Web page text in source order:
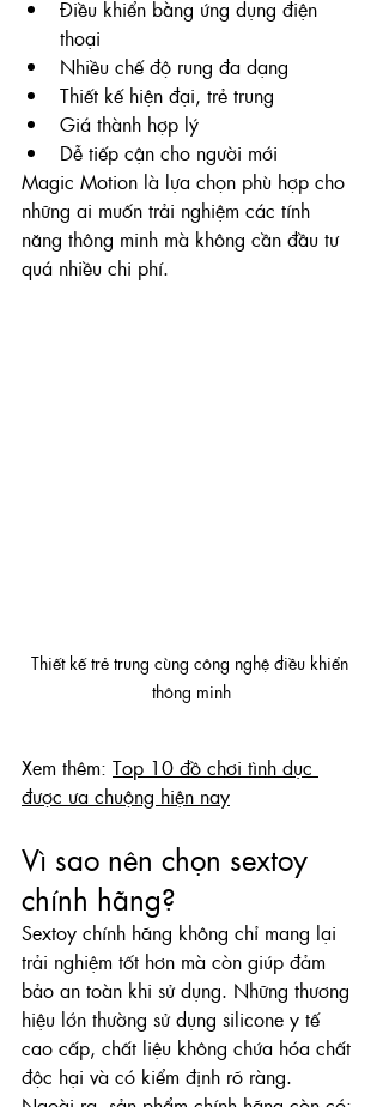
Điều khiển bằng ứng dụng điện
thoại
Nhiều chế độ rung đa dạng
Thiết kế hiện đại, trẻ trung
Giá thành hợp lý
Dễ tiếp cận cho người mới
Magic Motion là lựa chọn phù hợp cho
những ai muốn trải nghiệm các tính
năng thông minh mà không cần đầu tư
quá nhiều chi phí.
Thiết kế trẻ trung cùng công nghệ điều khiển
thông minh
Xem thêm: Top 10 đồ chơi tình dục
được ưa chuộng hiện nay
Vì sao nên chọn sextoy
chính hãng?
Sextoy chính hãng không chỉ mang lại
trải nghiệm tốt hơn mà còn giúp đảm
bảo an toàn khi sử dụng. Những thương
hiệu lớn thường sử dụng silicone y tế
cao cấp, chất liệu không chứa hóa chất
độc hại và có kiểm định rõ ràng.